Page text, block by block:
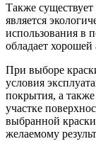
Также существует
является
использования в
обладает
При выборе
условия
покрытия, а
участке
выбранной
желаемому